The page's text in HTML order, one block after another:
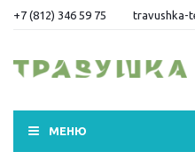
+7 (812) 346 59 75 travushka-
МЕНЮ